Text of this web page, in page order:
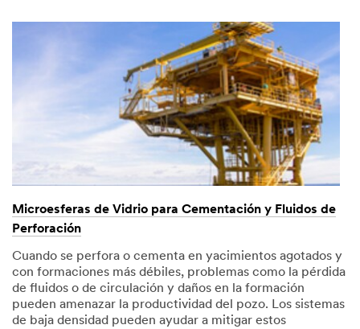
Microesferas de Vidrio para Cementación y Fluidos de
Perforación
Cuando se perfora o cementa en yacimientos agotados y
con formaciones más débiles, problemas como la pérdida
de fluidos o de circulación y daños en la formación
pueden amenazar la productividad del pozo. Los sistemas
de baja densidad pueden ayudar a mitigar estos